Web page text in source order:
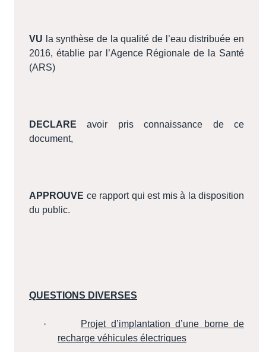
VU la synthèse de la qualité de l’eau distribuée en
2016, établie par l’Agence Régionale de la Santé
(ARS)
DECLARE avoir pris connaissance de ce
document,
APPROUVE ce rapport qui est mis à la disposition
du public.
QUESTIONS DIVERSES
·
Projet d’implantation d’une borne de
recharge véhicules électriques